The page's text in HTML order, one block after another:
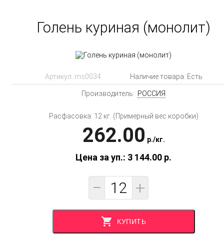
Голень куриная (монолит)
Артикул: ms0034 Наличие товара: Есть
Производитель: РОССИЯ
Расфасовка: 12 кг. (Примерный вес коробки)
262.00 p./кг.
Цена за уп.: 3 144.00 p.
− +
КУПИТЬ